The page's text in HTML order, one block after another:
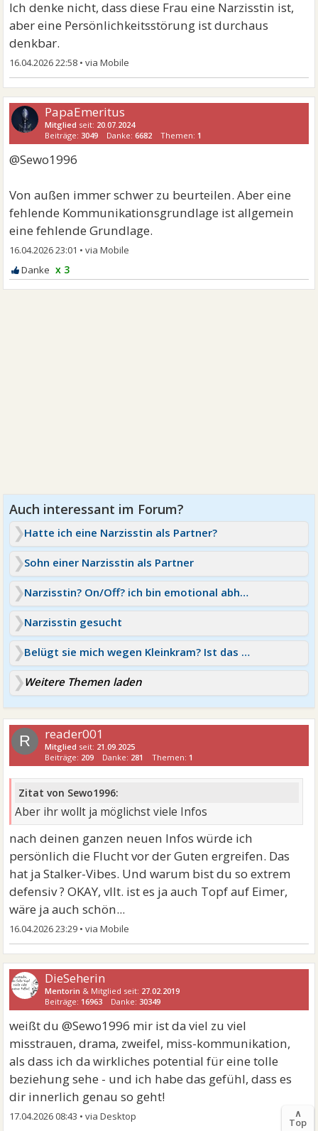
Ich denke nicht, dass diese Frau eine Narzisstin ist,
aber eine Persönlichkeitsstörung ist durchaus
denkbar.
16.04.2026 22:58 •
PapaEmeritus
Mitglied seit: 20.07.2024
Beiträge:3049 Danke:6682 Themen: 1
@Sewo1996
Von außen immer schwer zu beurteilen. Aber eine
fehlende Kommunikationsgrundlage ist allgemein
eine fehlende Grundlage.
16.04.2026 23:01 •
x 3
Hatte ich eine Narzisstin als Partner?
Sohn einer Narzisstin als Partner
Narzisstin? On/Off? ich bin emotional abhängig
Narzisstin gesucht
Belügt sie mich wegen Kleinkram? Ist das eine Störung?
Weitere Themen laden
R reader001
Mitglied seit: 21.09.2025
Beiträge: 209 Danke: 281 Themen: 1
Zitat von Sewo1996:
Aber ihr wollt ja möglichst viele Infos
nach deinen ganzen neuen Infos würde ich
persönlich die Flucht vor der Guten ergreifen. Das
hat ja Stalker-Vibes. Und warum bist du so extrem
defensiv ? OKAY, vllt. ist es ja auch Topf auf Eimer,
wäre ja auch schön...
16.04.2026 23:29 •
DieSeherin
Mentorin & Mitglied seit: 27.02.2019
Beiträge: 16963 Danke: 30349
weißt du @Sewo1996 mir ist da viel zu viel
misstrauen, drama, zweifel, miss-kommunikation,
als dass ich da wirkliches potential für eine tolle
beziehung sehe - und ich habe das gefühl, dass es
dir innerlich genau so geht!
17.04.2026 08:43 • ∧
Top